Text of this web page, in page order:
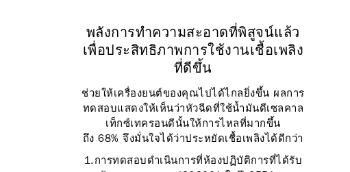
พลังการทำความสะอาดที่พิสูจน์แล้ว
เพื่อประสิทธิภาพการใช้งานเชื้อเพลิง
ที่ดีขึ้น
ช่วยให้เครื่องยนต์ของคุณไปได้ไกลยิ่งขึ้น ผลการ
ทดสอบแสดงให้เห็นว่าหัวฉีดที่ใช้น้ำมันดีเซลคาล
เท็กซ์เทครอนดีนั้นให้การไหลที่มากขึ้น
ถึง 68% จึงมั่นใจได้ว่าประหยัดเชื้อเพลิงได้ดีกว่า
1.การทดสอบดำเนินการที่ห้องปฏิบัติการที่ได้รับ